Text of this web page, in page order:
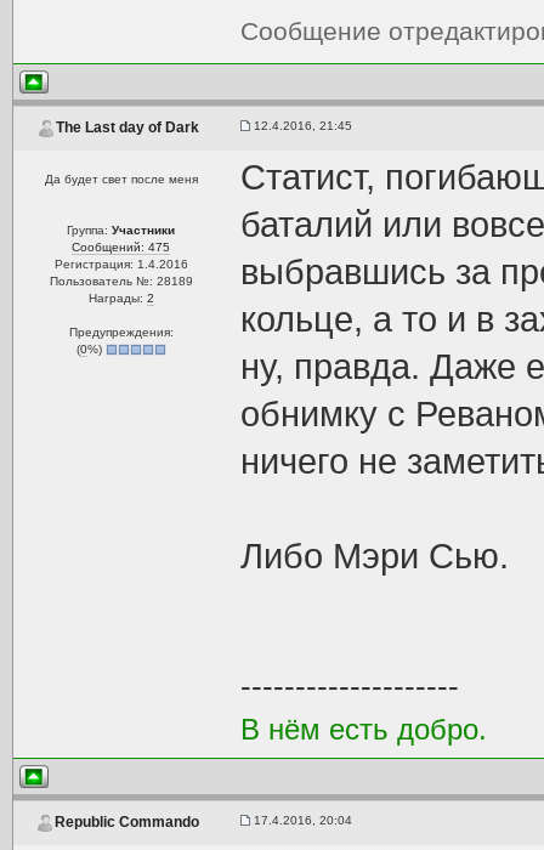
Сообщение
The Last day of Dark 12.4.2016, 21:45
Да будет свет после меня
Группа:Участники
Сообщений: 475
Регистрация: 1.4.2016
Пользователь №: 28189
Награды: 2
Предупреждения:
(0%)
Статист,
баталий или
выбравшись за
кольце, а то и в
ну, правда. Даже
обнимку с
ничего не
Либо Мэри Сью.
--------------------
В нём есть добро.
Republic Commando 17.4.2016, 20:04